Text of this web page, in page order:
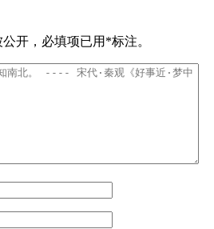
开， 必填项已用 *标注。